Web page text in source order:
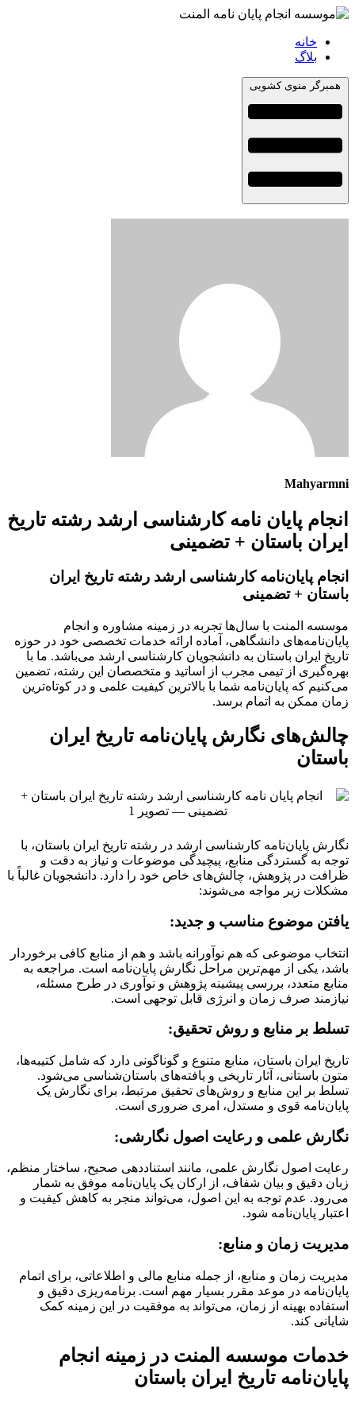
خانه
بلاگ
همبرگر منوی کشویی
Mahyarmni
انجام پایان نامه کارشناسی ارشد رشته تاریخ
ایران باستان + تضمینی
انجام پایان‌نامه کارشناسی ارشد رشته تاریخ ایران
باستان + تضمینی
موسسه المنت با سال‌ها تجربه در زمینه مشاوره و انجام
پایان‌نامه‌های دانشگاهی، آماده ارائه خدمات تخصصی خود در حوزه
تاریخ ایران باستان به دانشجویان کارشناسی ارشد می‌باشد. ما با
بهره‌گیری از تیمی مجرب از اساتید و متخصصان این رشته، تضمین
می‌کنیم که پایان‌نامه شما با بالاترین کیفیت علمی و در کوتاه‌ترین
زمان ممکن به اتمام برسد.
چالش‌های نگارش پایان‌نامه تاریخ ایران
باستان
نگارش پایان‌نامه کارشناسی ارشد در رشته تاریخ ایران باستان، با
توجه به گستردگی منابع، پیچیدگی موضوعات و نیاز به دقت و
ظرافت در پژوهش، چالش‌های خاص خود را دارد. دانشجویان غالباً با
مشکلات زیر مواجه می‌شوند:
یافتن موضوع مناسب و جدید:
انتخاب موضوعی که هم نوآورانه باشد و هم از منابع کافی برخوردار
باشد، یکی از مهم‌ترین مراحل نگارش پایان‌نامه است. مراجعه به
منابع متعدد، بررسی پیشینه پژوهش و نوآوری در طرح مسئله،
نیازمند صرف زمان و انرژی قابل توجهی است.
تسلط بر منابع و روش تحقیق:
تاریخ ایران باستان، منابع متنوع و گوناگونی دارد که شامل کتیبه‌ها،
متون باستانی، آثار تاریخی و یافته‌های باستان‌شناسی می‌شود.
تسلط بر این منابع و روش‌های تحقیق مرتبط، برای نگارش یک
پایان‌نامه قوی و مستدل، امری ضروری است.
نگارش علمی و رعایت اصول نگارشی:
رعایت اصول نگارش علمی، مانند استناددهی صحیح، ساختار منظم،
زبان دقیق و بیان شفاف، از ارکان یک پایان‌نامه موفق به شمار
می‌رود. عدم توجه به این اصول، می‌تواند منجر به کاهش کیفیت و
اعتبار پایان‌نامه شود.
مدیریت زمان و منابع:
مدیریت زمان و منابع، از جمله منابع مالی و اطلاعاتی، برای اتمام
پایان‌نامه در موعد مقرر بسیار مهم است. برنامه‌ریزی دقیق و
استفاده بهینه از زمان، می‌تواند به موفقیت در این زمینه کمک
شایانی کند.
خدمات موسسه المنت در زمینه انجام
پایان‌نامه تاریخ ایران باستان